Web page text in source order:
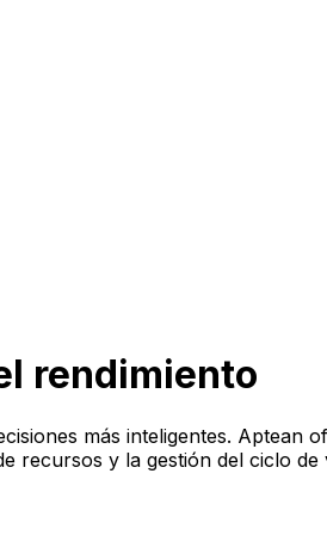
rendimiento
más inteligentes. Aptean
y la gestión del ciclo